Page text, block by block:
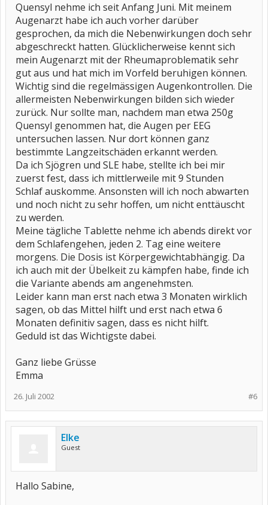
Quensyl nehme ich seit Anfang Juni. Mit meinem
Augenarzt habe ich auch vorher darüber
gesprochen, da mich die Nebenwirkungen doch sehr
abgeschreckt hatten. Glücklicherweise kennt sich
mein Augenarzt mit der Rheumaproblematik sehr
gut aus und hat mich im Vorfeld beruhigen können.
Wichtig sind die regelmässigen Augenkontrollen. Die
allermeisten Nebenwirkungen bilden sich wieder
zurück. Nur sollte man, nachdem man etwa 250g
Quensyl genommen hat, die Augen per EEG
untersuchen lassen. Nur dort können ganz
bestimmte Langzeitschäden erkannt werden.
Da ich Sjögren und SLE habe, stellte ich bei mir
zuerst fest, dass ich mittlerweile mit 9 Stunden
Schlaf auskomme. Ansonsten will ich noch abwarten
und noch nicht zu sehr hoffen, um nicht enttäuscht
zu werden.
Meine tägliche Tablette nehme ich abends direkt vor
dem Schlafengehen, jeden 2. Tag eine weitere
morgens. Die Dosis ist Körpergewichtabhängig. Da
ich auch mit der Übelkeit zu kämpfen habe, finde ich
die Variante abends am angenehmsten.
Leider kann man erst nach etwa 3 Monaten wirklich
sagen, ob das Mittel hilft und erst nach etwa 6
Monaten definitiv sagen, dass es nicht hilft.
Geduld ist das Wichtigste dabei.
Ganz liebe Grüsse
Emma
#6
26. Juli 2002
Elke
Guest
Hallo Sabine,